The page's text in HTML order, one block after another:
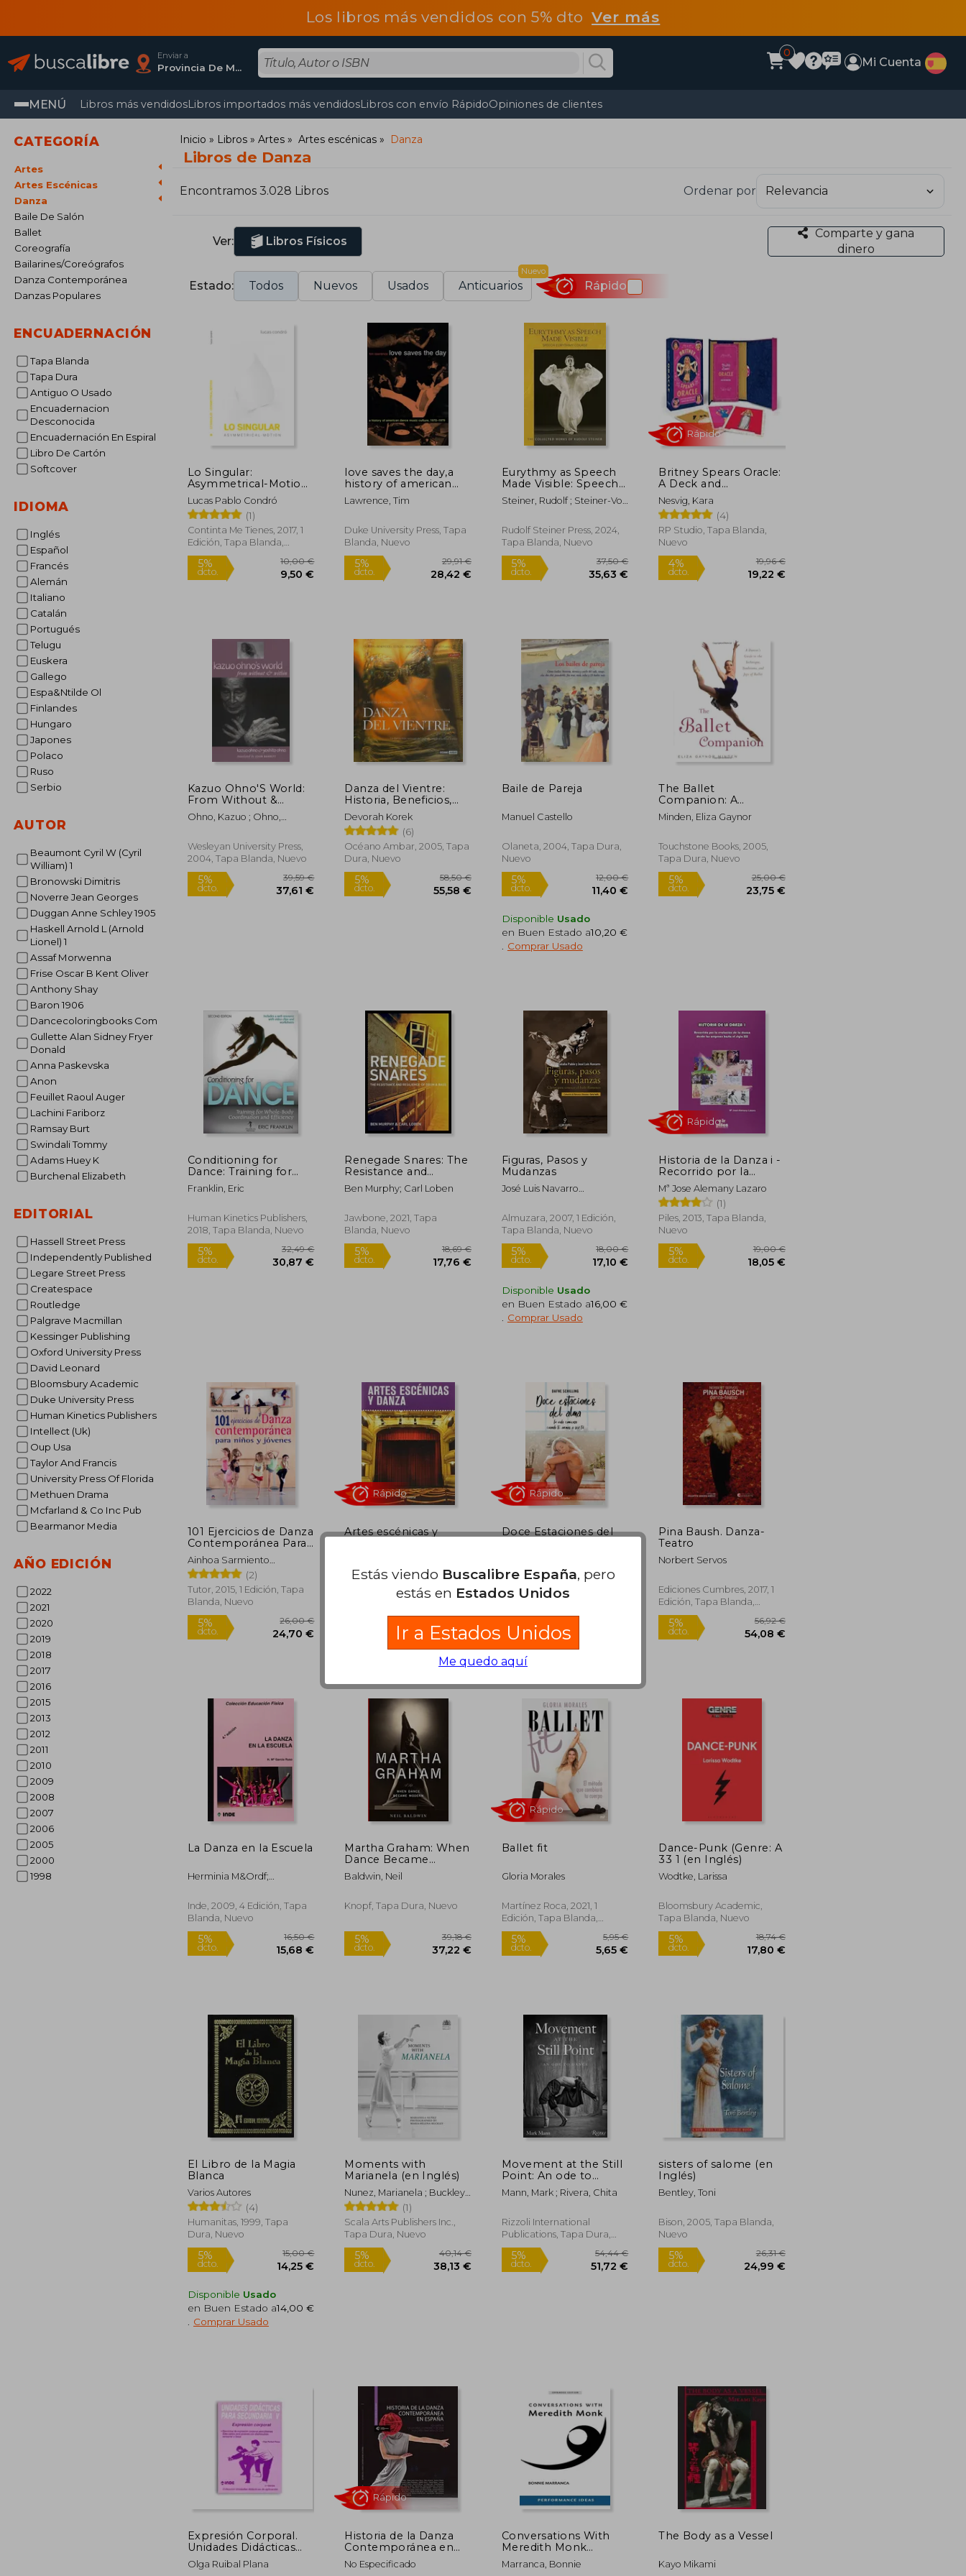
Los libros más vendidos con 5% dtoVer más
Enviar a
Provincia De Madrid
0
Mi Cuenta
MENÚ Libros más vendidosLibros importados más vendidosLibros con envío RápidoOpiniones de clientes
CATEGORÍA
Artes
Artes Escénicas
Danza
Baile De Salón
Ballet
Coreografía
Bailarines/Coreógrafos
Danza Contemporánea
Danzas Populares
ENCUADERNACIÓN
Tapa Blanda
Tapa Dura
Antiguo O Usado
Encuadernacion
Desconocida
Encuadernación En Espiral
Libro De Cartón
Softcover
IDIOMA
Inglés
Español
Francés
Alemán
Italiano
Catalán
Portugués
Telugu
Euskera
Gallego
Espa&Ntilde Ol
Finlandes
Hungaro
Japones
Polaco
Ruso
Serbio
AUTOR
Beaumont Cyril W (Cyril
William) 1
Bronowski Dimitris
Noverre Jean Georges
Duggan Anne Schley 1905
Haskell Arnold L (Arnold
Lionel) 1
Assaf Morwenna
Frise Oscar B Kent Oliver
Anthony Shay
Baron 1906
Dancecoloringbooks Com
Gullette Alan Sidney Fryer
Donald
Anna Paskevska
Anon
Feuillet Raoul Auger
Lachini Fariborz
Ramsay Burt
Swindali Tommy
Adams Huey K
Burchenal Elizabeth
EDITORIAL
Hassell Street Press
Independently Published
Legare Street Press
Createspace
Routledge
Palgrave Macmillan
Kessinger Publishing
Oxford University Press
David Leonard
Bloomsbury Academic
Duke University Press
Human Kinetics Publishers
Intellect (Uk)
Oup Usa
Taylor And Francis
University Press Of Florida
Methuen Drama
Mcfarland & Co Inc Pub
Bearmanor Media
AÑO EDICIÓN
2022
2021
2020
2019
2018
2017
2016
2015
2013
2012
2011
2010
2009
2008
2007
2006
2005
2000
1998
Inicio Libros Artes Artes escénicas Danza
Libros de Danza
Encontramos 3.028 Libros Ordenar por
Ver: Libros Físicos
Comparte y gana
dinero
Estado: Todos Nuevos Usados Anticuarios
Nuevo
Rápido
Lo Singular:
Asymmetrical-Motion
(Escénicas)
Lucas Pablo Condró
(1)
Continta Me Tienes, 2017, 1
Edición, Tapa Blanda,
Nuevo
love saves the day,a
history of american
dance music culture,
1970-1979 (en Inglés)
Lawrence, Tim
Duke University Press, Tapa
Blanda, Nuevo
28,42 €
Eurythmy as Speech
Made Visible: Speech
Eurythmy Course (Cw
279) (en Inglés)
Steiner, Rudolf ; Steiner-Von
Coralee
Rudolf Steiner Press, 2024,
Tapa Blanda, Nuevo
Britney Spears Oracle:
A Deck and
Guidebook to be
Stronger Than
Yesterday (en Inglés)
Nesvig, Kara
(4)
RP Studio, Tapa Blanda,
Nuevo
Kazuo Ohno'S World:
From Without &
Within (en Inglés)
Ohno, Kazuo ; Ohno,
Wesleyan University Press,
2004, Tapa Blanda, Nuevo
Danza del Vientre:
Historia, Beneficios,
Estilos, Movimientos,
mu Sica, Vestuario: La
Danza mas Sensual del
Mundo, Explicada
Paso a Paso
Devorah Korek
(6)
Océano Ambar, 2005, Tapa
Dura, Nuevo
Baile de Pareja
Manuel Castello
Olaneta, 2004, Tapa Dura,
Nuevo
Disponible Usado
en Buen Estado a10,20 €
Comprar Usado
The Ballet
Companion: A
Dancer's Guide to the
Technique, Traditions
Inglés)
Minden, Eliza Gaynor
Touchstone Books, 2005,
Tapa Dura, Nuevo
Conditioning for
Dance: Training for
Whole-Body
Coordination and
Franklin, Eric
Human Kinetics Publishers,
2018, Tapa Blanda, Nuevo
5%
dcto.
Renegade Snares: The
Resistance and
Resilience of Drum &
Bass (en Inglés)
Ben Murphy; Carl Loben
Jawbone, 2021, Tapa
Blanda, Nuevo
5%
dcto.
Figuras, Pasos y
Mudanzas
José Luis Navarro
Almuzara, 2007, 1 Edición,
Tapa Blanda, Nuevo
5%
dcto.
18,00 €
17,10 €
Disponible Usado
en Buen Estado a16,00 €
Comprar Usado
Historia de la Danza i -
Recorrido por la
Evolucion de la Danza
Desde los Origenes
Hasta el Siglo xix
Mª Jose Alemany Lazaro
(1)
Piles, 2013, Tapa Blanda,
Nuevo
5%
dcto.
Rápido
101 Ejercicios de Danza
Contemporánea Para
Niños y Jóvenes
Ainhoa Sarmiento
Saracibar
(2)
Tutor, 2015, 1 Edición, Tapa
Blanda, Nuevo
5%
dcto.
Artes escénicas y
Algar, Tapa Blanda, Nuevo
5%
dcto.
33,95 €
32,25 €
Rápido
Doce Estaciones del
Grijalbo, 2022, 1 Edición,
Tapa Blanda, Nuevo
5%
dcto.
Pina Baush. Danza-
Teatro
Norbert Servos
Ediciones Cumbres, 2017, 1
Edición, Tapa Blanda,
Nuevo
La Danza en la Escuela
Herminia M&Ordf;
Inde, 2009, 4 Edición, Tapa
Blanda, Nuevo
dcto. 15,68 €
Martha Graham: When
Dance Became
Modern (en Inglés)
Baldwin, Neil
Knopf, Tapa Dura, Nuevo
dcto. 37,22 €
Ballet fit
Gloria Morales
Martínez Roca, 2021, 1
Edición, Tapa Blanda,
Nuevo
dcto. 5,65 €
Dance-Punk (Genre: A
33 1 (en Inglés)
Wodtke, Larissa
Bloomsbury Academic,
Tapa Blanda, Nuevo
dcto.
El Libro de la Magia
Blanca
Varios Autores
(4)
Humanitas, 1999, Tapa
Dura, Nuevo
5% 15,00 €
Disponible Usado
en Buen Estado a14,00 €
Comprar Usado
Moments with
Marianela (en Inglés)
Nunez, Marianela ; Buckley,
Maria-Helena(1)
Scala Arts Publishers Inc.,
Tapa Dura, Nuevo
5% 40,14 €
Movement at the Still
Point: An ode to
Dance (en Inglés)
Mann, Mark ; Rivera, Chita
Rizzoli International
Publications, Tapa Dura,
Nuevo
5% 54,44 €
sisters of salome (en
Inglés)
Bentley, Toni
Bison, 2005, Tapa Blanda,
Nuevo
5%
Expresión Corporal.
Unidades Didácticas
Para Secundaria v
(Libro+ Cd): Ejercicios
Olga Ruibal Plana
Historia de la Danza
Contemporánea en
España Iii: De la Crisis
Económica de 2008 a
No Especificado
Conversations With
Meredith Monk
(Expanded Edition) (en
Inglés)
Marranca, Bonnie
The Body as a Vessel
Kayo Mikami
Estás viendo Buscalibre España, pero
estás en Estados Unidos
Ir a Estados Unidos
Me quedo aquí